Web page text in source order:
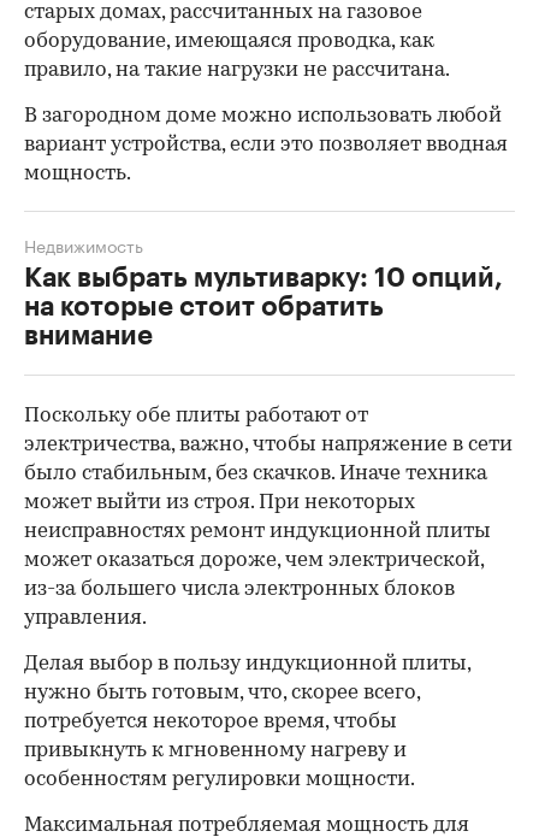
старых домах, рассчитанных на газовое
оборудование, имеющаяся проводка, как
правило, на такие нагрузки не рассчитана.
В загородном доме можно использовать любой
вариант устройства, если это позволяет вводная
мощность.
Как выбрать мультиварку: 10 опций,
на которые стоит обратить
внимание
Недвижимость
Поскольку обе плиты работают от
электричества, важно, чтобы напряжение в сети
было стабильным, без скачков. Иначе техника
может выйти из строя. При некоторых
неисправностях ремонт индукционной плиты
может оказаться дороже, чем электрической,
из-за большего числа электронных блоков
управления.
Делая выбор в пользу индукционной плиты,
нужно быть готовым, что, скорее всего,
потребуется некоторое время, чтобы
привыкнуть к мгновенному нагреву и
особенностям регулировки мощности.
Максимальная потребляемая мощность для